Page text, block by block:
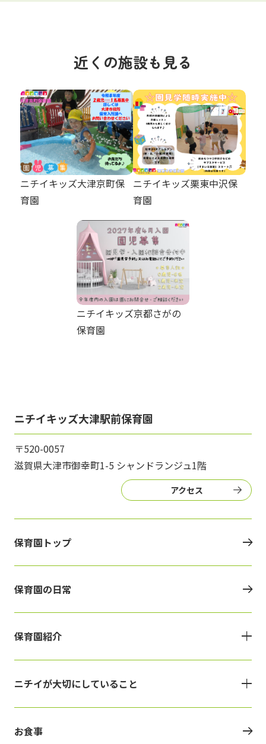
近くの施設も見る
ニチイキッズ大津京町保
育園
ニチイキッズ栗東中沢保
育園
ニチイキッズ京都さがの
保育園
ニチイキッズ大津駅前保育園
〒520-0057
滋賀県大津市御幸町1-5 シャンドランジュ1階
アクセス
保育園トップ
保育園の日常
保育園紹介
ニチイが大切にしていること
お食事